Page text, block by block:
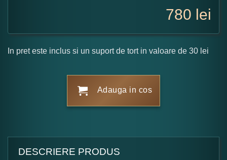
780 lei
In pret este inclus si un suport de tort in valoare de 30 lei
Adauga in cos
DESCRIERE PRODUS